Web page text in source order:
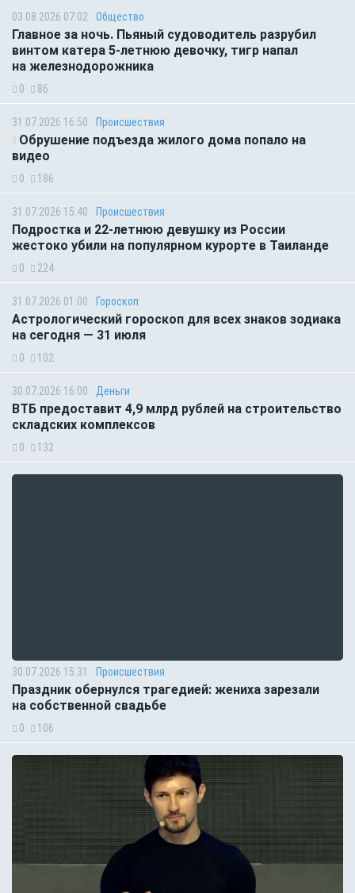
03.08.2026 07:02 Общество
Главное за ночь. Пьяный судоводитель разрубил
винтом катера 5-летнюю девочку, тигр напал
на железнодорожника
0 86
31.07.2026 16:50 Происшествия
Обрушение подъезда жилого дома попало на
видео
0 186
31.07.2026 15:40 Происшествия
Подростка и 22-летнюю девушку из России
жестоко убили на популярном курорте в Таиланде
0 224
31.07.2026 01:00 Гороскоп
Астрологический гороскоп для всех знаков зодиака
на сегодня — 31 июля
0 102
30.07.2026 16:00 Деньги
ВТБ предоставит 4,9 млрд рублей на строительство
складских комплексов
0 132
30.07.2026 15:31 Происшествия
Праздник обернулся трагедией: жениха зарезали
на собственной свадьбе
0 106